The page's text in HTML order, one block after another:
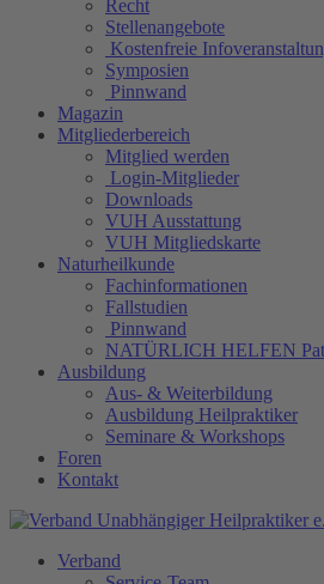
Recht
Stellenangebote
Kostenfreie
Symposien
Pinnwand
Magazin
Mitgliederbereich
Mitglied werden
Login-Mitglieder
Downloads
VUH Ausstattung
VUH Mitgliedskarte
Naturheilkunde
Fachinformationen
Fallstudien
Pinnwand
NATÜRLICH HELFEN
Ausbildung
Aus- & Weiterbildung
Ausbildung Heilpraktiker
Seminare & Workshops
Foren
Kontakt
Verband